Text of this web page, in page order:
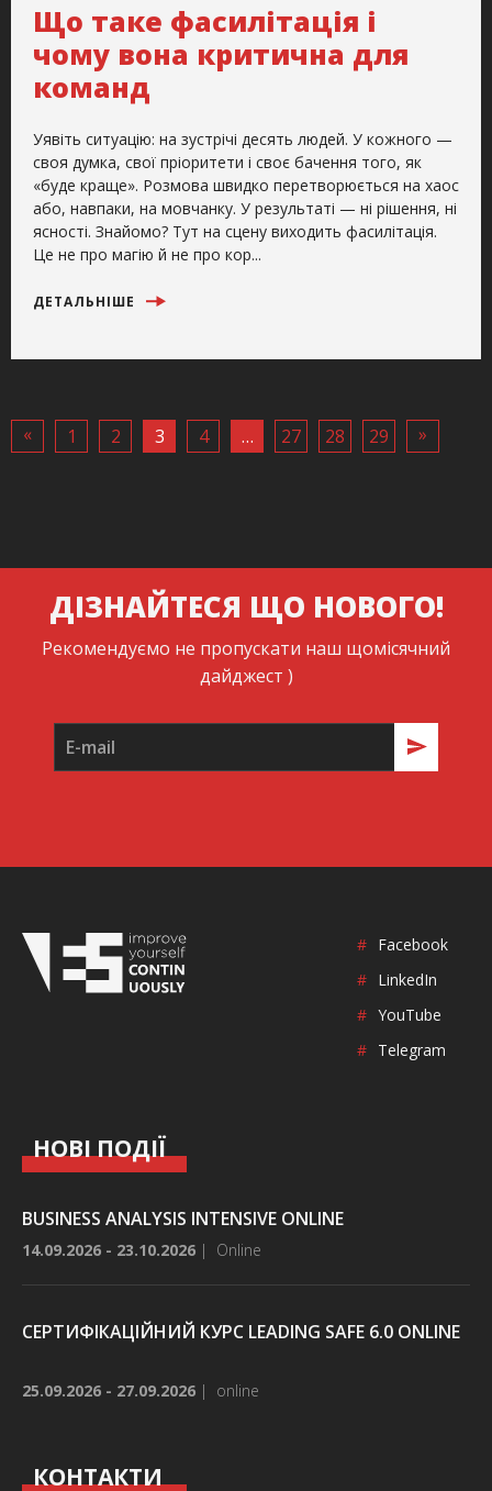
Що таке фасилітація і
чому вона критична для
команд
Уявіть ситуацію: на зустрічі десять людей. У кожного —
своя думка, свої пріоритети і своє бачення того, як
«буде краще». Розмова швидко перетворюється на хаос
або, навпаки, на мовчанку. У результаті — ні рішення, ні
ясності. Знайомо? Тут на сцену виходить фасилітація.
Це не про магію й не про кор...
ДЕТАЛЬНІШЕ
« 1 2 3 4 … 27 28 29 »
ДІЗНАЙТЕСЯ ЩО НОВОГО!
Рекомендуємо не пропускати наш щомісячний
дайджест )
# Facebook
# LinkedIn
# YouTube
# Telegram
НОВІ ПОДІЇ
BUSINESS ANALYSIS INTENSIVE ONLINE
14.09.2026 - 23.10.2026 | Online
СЕРТИФІКАЦІЙНИЙ КУРС LEADING SAFE 6.0 ONLINE
25.09.2026 - 27.09.2026 | online
КОНТАКТИ